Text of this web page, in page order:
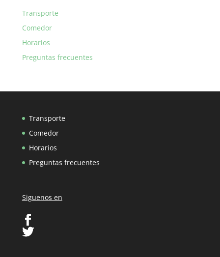
Transporte
Comedor
Horarios
Preguntas frecuentes
Transporte
Comedor
Horarios
Preguntas frecuentes
Siguenos en